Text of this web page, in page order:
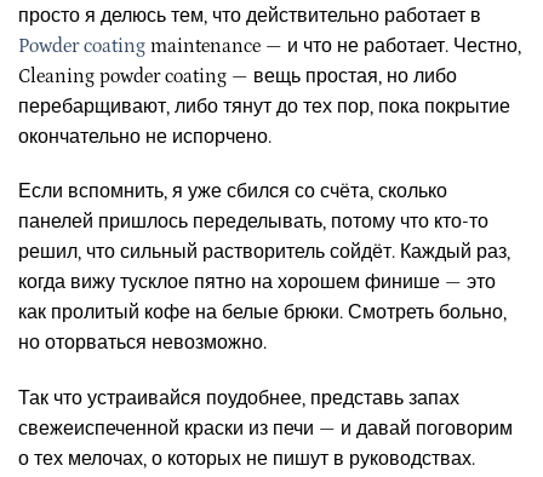
просто я делюсь тем, что действительно работает в
Powder coating maintenance — и что не работает. Честно,
Cleaning powder coating — вещь простая, но либо
перебарщивают, либо тянут до тех пор, пока покрытие
окончательно не испорчено.
Если вспомнить, я уже сбился со счёта, сколько
панелей пришлось переделывать, потому что кто-то
решил, что сильный растворитель сойдёт. Каждый раз,
когда вижу тусклое пятно на хорошем финише — это
как пролитый кофе на белые брюки. Смотреть больно,
но оторваться невозможно.
Так что устраивайся поудобнее, представь запах
свежеиспеченной краски из печи — и давай поговорим
о тех мелочах, о которых не пишут в руководствах.